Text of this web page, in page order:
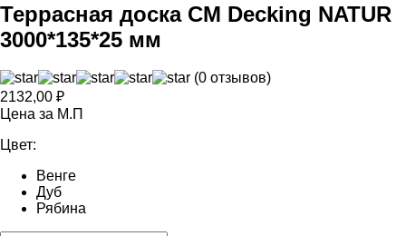
Террасная доска СМ Decking NATUR
3000*135*25 мм
(0 отзывов)
2132,00 ₽
Цена за М.П
Цвет:
Венге
Дуб
Рябина